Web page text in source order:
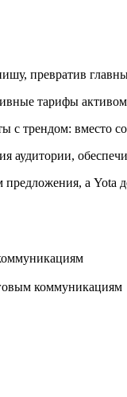
превратив
тарифы
трендом: вместо
аудитории,
а Yota
коммуникациям